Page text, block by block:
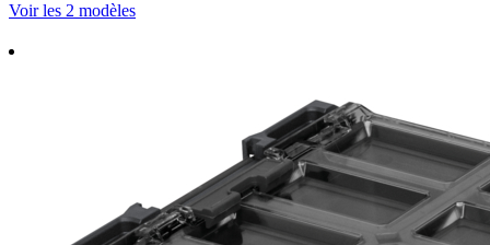
Voir les 2 modèles